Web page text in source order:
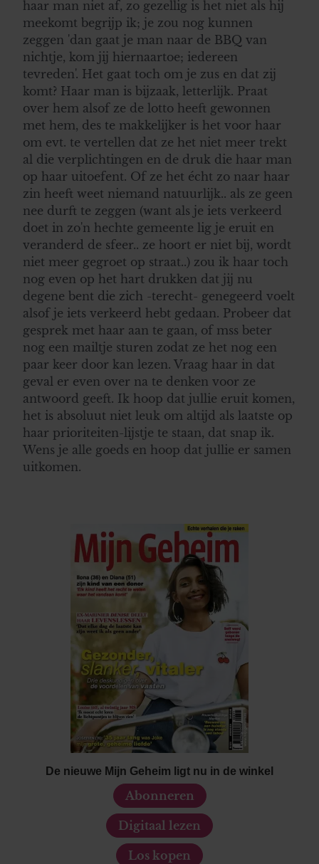
haar man niet af, zo gezellig is het niet als hij
meekomt begrijp ik; je zou nog kunnen
zeggen 'dan gaat je man naar de BBQ van
nichtje, kom jij hiernaartoe; iedereen
tevreden'. Het gaat toch om je zus en dat zij
komt? Haar man is bijzaak, letterlijk. Praat
over hem alsof ze de lotto heeft gewonnen
met hem, des te makkelijker is het voor haar
om evt. te vertellen dat ze het niet meer trekt
al die verplichtingen en de druk die haar man
op haar uitoefent. Of ze het écht zo naar haar
zin heeft weet niemand natuurlijk.. als ze geen
nee durft te zeggen (want als je iets verkeerd
doet in zo'n hechte gemeente lig je eruit en
veranderd de sfeer.. ze hoort er niet bij, wordt
niet meer gegroet op straat..) zou ik haar toch
nog even op het hart drukken dat jij nu
degene bent die zich -terecht- genegeerd voelt
alsof je iets verkeerd hebt gedaan. Probeer dat
gesprek met haar aan te gaan, of mss beter
nog een mailtje sturen zodat ze het nog een
paar keer door kan lezen. Vraag haar in dat
geval er even over na te denken voor ze
antwoord geeft. Ik hoop dat jullie eruit komen,
het is absoluut niet leuk om altijd als laatste op
haar prioriteiten-lijstje te staan, dat snap ik.
Wens je alle goeds en hoop dat jullie er samen
uitkomen.
De nieuwe Mijn Geheim ligt nu in de winkel
Abonneren
Digitaal lezen
Los kopen